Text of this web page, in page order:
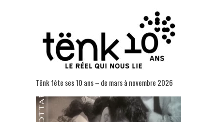
Tënk fête ses 10 ans – de mars à novembre 2026